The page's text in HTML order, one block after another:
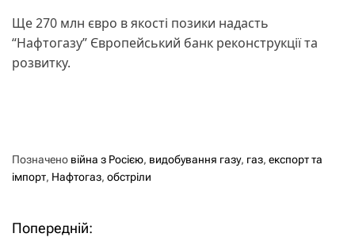
Ще 270 млн євро в якості позики надасть
“Нафтогазу” Європейський банк реконструкції та
розвитку.
Позначено війна з Росією, видобування газу, газ, експорт та
імпорт, Нафтогаз, обстріли
Н
Попередній: